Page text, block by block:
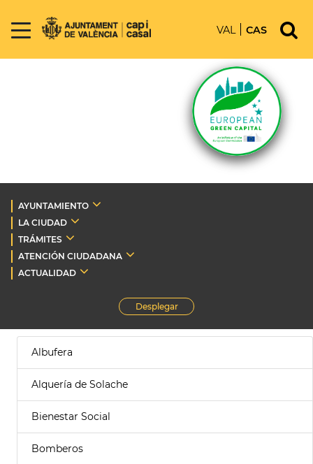
VAL CAS
AYUNTAMIENTO
LA CIUDAD
TRÁMITES
ATENCIÓN CIUDADANA
ACTUALIDAD
Desplegar
Albufera
Alquería de Solache
Bienestar Social
Bomberos